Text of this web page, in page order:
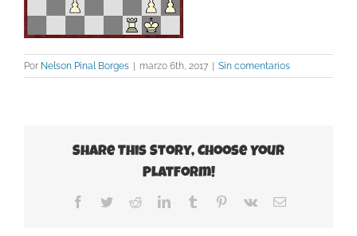
Por Nelson Pinal Borges | marzo 6th, 2017 | Sin comentarios
Share This Story, Choose Your
Platform!
Facebook
TwitterRedditLinkedInTumblr Pinterest
Vk
Correo